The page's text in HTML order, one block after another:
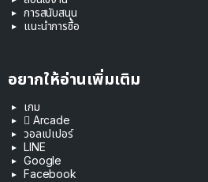
การสนับสนุน
แนะนำการซื้อ
อยากให้อ่านเพิ่มเติม
เกม
 Arcade
วอลเปเปอร์
LINE
Google
Facebook